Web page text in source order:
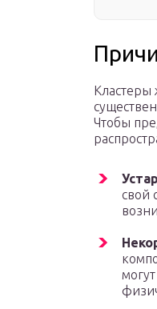
Кластеры
Чтобы
свой